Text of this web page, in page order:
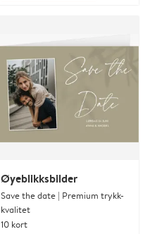
Øyeblikksbilder
Save the date | Premium trykk-
kvalitet
10 kort